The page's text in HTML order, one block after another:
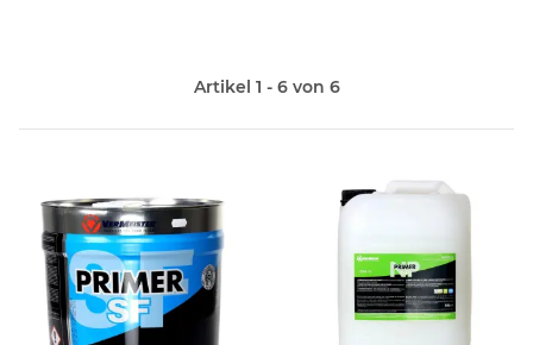
Artikel 1 - 6 von 6